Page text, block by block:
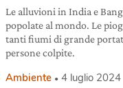
Le alluvioni in India e
popolate al mondo. Le
tanti fiumi di grande
persone colpite.
Ambiente 4 luglio 2024